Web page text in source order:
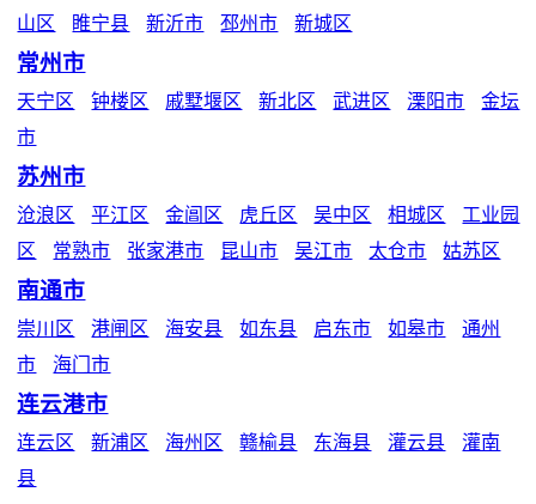
山区
睢宁县 新沂市 邳州市 新城区
常州市
天宁区 钟楼区 戚墅堰区 新北区 武进区 溧阳市
金坛
市
苏州市
沧浪区 平江区 金阊区 虎丘区 吴中区 相城区
工业园
区
常熟市 张家港市 昆山市 吴江市 太仓市 姑苏区
南通市
崇川区 港闸区 海安县 如东县 启东市 如皋市
通州
市
海门市
连云港市
连云区 新浦区 海州区 赣榆县 东海县 灌云县
灌南
县